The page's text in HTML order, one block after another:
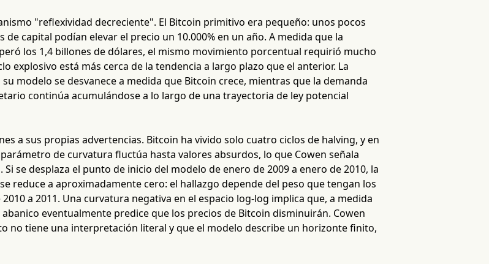
"reflexividad decreciente". El Bitcoin primitivo era pequeño: unos pocos
capital podían elevar el precio un 10.000% en un año. A medida que la
los 1,4 billones de dólares, el mismo movimiento porcentual requirió mucho
explosivo está más cerca de la tendencia a largo plazo que el anterior. La
modelo se desvanece a medida que Bitcoin crece, mientras que la demanda
continúa acumulándose a lo largo de una trayectoria de ley potencial
a sus propias advertencias. Bitcoin ha vivido solo cuatro ciclos de halving, y en
de curvatura fluctúa hasta valores absurdos, lo que Cowen señala
se desplaza el punto de inicio del modelo de enero de 2009 a enero de 2010, la
reduce a aproximadamente cero: el hallazgo depende del peso que tengan los
a 2011. Una curvatura negativa en el espacio log-log implica que, a medida
eventualmente predice que los precios de Bitcoin disminuirán. Cowen
no tiene una interpretación literal y que el modelo describe un horizonte finito,